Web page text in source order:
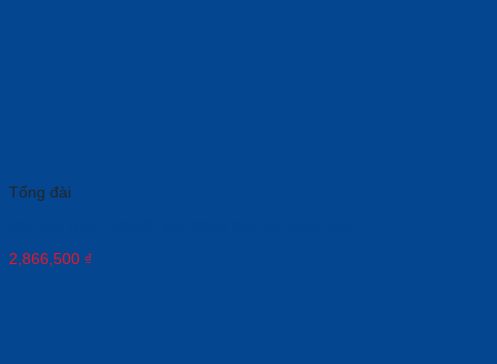
Tổng đài
2,866,500 ₫